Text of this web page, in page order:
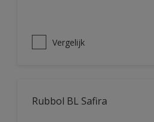
Vergelijk
Rubbol BL Safira